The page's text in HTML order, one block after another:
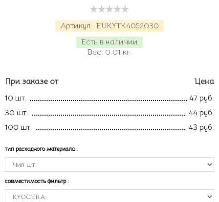
Артикул: EUKYTK4052030
Есть в наличии
Вес: 0.01 кг.
При заказе от
Цена
10 шт.
47 руб.
30 шт.
44 руб.
100 шт.
43 руб.
тип расходного материала :
совместимость фильтр :